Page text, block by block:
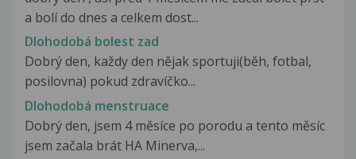
a bolí do dnes a celkem dost...
Dlohodobá bolest zad
Dobrý den, každy den nějak sportuji(běh, fotbal,
posilovna) pokud zdravíčko...
Dlohodobá menstruace
Dobrý den, jsem 4 měsíce po porodu a tento měsíc
jsem začala brát HA Minerva,...